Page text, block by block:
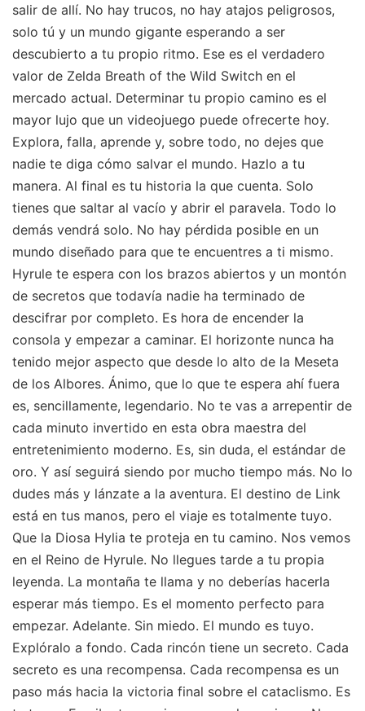
salir de allí. No hay trucos, no hay atajos peligrosos,
solo tú y un mundo gigante esperando a ser
descubierto a tu propio ritmo. Ese es el verdadero
valor de Zelda Breath of the Wild Switch en el
mercado actual. Determinar tu propio camino es el
mayor lujo que un videojuego puede ofrecerte hoy.
Explora, falla, aprende y, sobre todo, no dejes que
nadie te diga cómo salvar el mundo. Hazlo a tu
manera. Al final es tu historia la que cuenta. Solo
tienes que saltar al vacío y abrir el paravela. Todo lo
demás vendrá solo. No hay pérdida posible en un
mundo diseñado para que te encuentres a ti mismo.
Hyrule te espera con los brazos abiertos y un montón
de secretos que todavía nadie ha terminado de
descifrar por completo. Es hora de encender la
consola y empezar a caminar. El horizonte nunca ha
tenido mejor aspecto que desde lo alto de la Meseta
de los Albores. Ánimo, que lo que te espera ahí fuera
es, sencillamente, legendario. No te vas a arrepentir de
cada minuto invertido en esta obra maestra del
entretenimiento moderno. Es, sin duda, el estándar de
oro. Y así seguirá siendo por mucho tiempo más. No lo
dudes más y lánzate a la aventura. El destino de Link
está en tus manos, pero el viaje es totalmente tuyo.
Que la Diosa Hylia te proteja en tu camino. Nos vemos
en el Reino de Hyrule. No llegues tarde a tu propia
leyenda. La montaña te llama y no deberías hacerla
esperar más tiempo. Es el momento perfecto para
empezar. Adelante. Sin miedo. El mundo es tuyo.
Explóralo a fondo. Cada rincón tiene un secreto. Cada
secreto es una recompensa. Cada recompensa es un
paso más hacia la victoria final sobre el cataclismo. Es